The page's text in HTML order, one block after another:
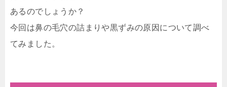
あるのでしょうか？
今回は鼻の毛穴の詰まりや黒ずみの原因について調べ
てみました。